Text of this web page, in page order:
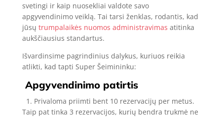
svetingi ir kaip nuosekliai valdote savo
apgyvendinimo veiklą. Tai tarsi ženklas, rodantis, kad
jūsų trumpalaikės nuomos administravimas atitinka
aukščiausius standartus.
Išvardinsime pagrindinius dalykus, kuriuos reikia
atlikti, kad tapti Super Šeimininku:
Apgyvendinimo patirtis
1. Privaloma priimti bent 10 rezervacijų per metus.
Taip pat tinka 3 rezervacijos, kurių bendra trukmė ne